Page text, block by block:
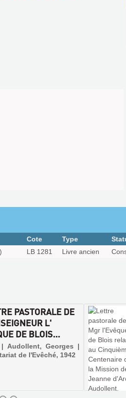
Cote Type
LB 1281 Livre ancien
PASTORALE DE
L'
DE BLOIS...
Audollent, Georges |
de l'Evêché, 1942